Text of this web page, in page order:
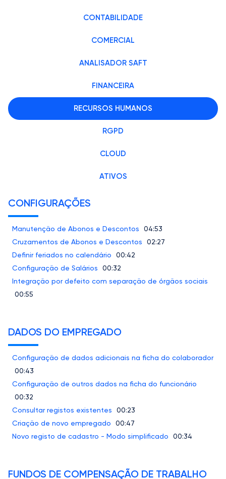
CONTABILIDADE
COMERCIAL
ANALISADOR SAFT
FINANCEIRA
RECURSOS HUMANOS
RGPD
CLOUD
ATIVOS
CONFIGURAÇÕES
Manutenção de Abonos e Descontos
04:53
Cruzamentos de Abonos e Descontos
02:27
Definir feriados no calendário
00:42
Configuração de Salários
00:32
Integração por defeito com separação de órgãos sociais
00:55
DADOS DO EMPREGADO
Configuração de dados adicionais na ficha do colaborador
00:43
Configuração de outros dados na ficha do funcionário
00:32
Consultar registos existentes
00:23
Criação de novo empregado
00:47
Novo registo de cadastro - Modo simplificado
00:34
FUNDOS DE COMPENSAÇÃO DE TRABALHO